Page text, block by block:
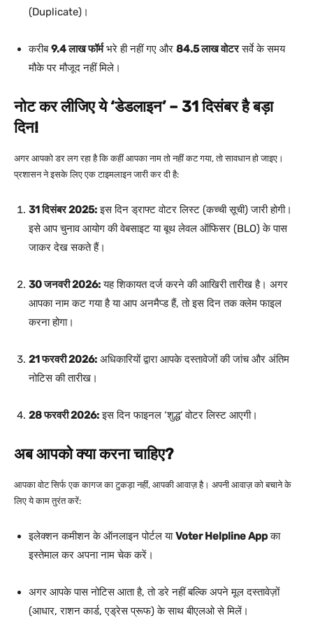
(Duplicate)।
करीब9.4 लाख फॉर्मभरे ही नहीं गए और 84.5 लाख वोटरसर्वे के समय
मौके पर मौजूद नहीं मिले।
नोट कर लीजिए ये ‘डेडलाइन’ – 31 दिसंबर है बड़ा
दिन!
अगर आपको डर लग रहा है कि कहीं आपका नाम तो नहीं कट गया, तो सावधान हो जाइए।
प्रशासन ने इसके लिए एक टाइमलाइन जारी कर दी है:
31 दिसंबर 2025:इस दिन ड्राफ्ट वोटर लिस्ट (कच्ची सूची) जारी होगी।
इसे आप चुनाव आयोग की वेबसाइट या बूथ लेवल ऑफिसर (BLO) के पास
जाकर देख सकते हैं।
30 जनवरी 2026:यह शिकायत दर्ज करने की आखिरी तारीख है। अगर
आपका नाम कट गया है या आप अनमैप्ड हैं, तो इस दिन तक क्लेम फाइल
करना होगा।
21 फरवरी 2026: अधिकारियों द्वारा आपके दस्तावेजों की जांच और अंतिम
नोटिस की तारीख।
28 फरवरी 2026:इस दिन फाइनल ‘शुद्ध’ वोटर लिस्ट आएगी।
अब आपको क्या करना चाहिए?
आपका वोट सिर्फ एक कागज का टुकड़ा नहीं, आपकी आवाज़ है। अपनी आवाज़ को बचाने के
लिए ये काम तुरंत करें:
इलेक्शन कमीशन के ऑनलाइन पोर्टल याVoter Helpline Appका
इस्तेमाल कर अपना नाम चेक करें।
अगर आपके पास नोटिस आता है, तो डरे नहीं बल्कि अपने मूल दस्तावेज़ों
(आधार, राशन कार्ड, एड्रेस प्रूफ) के साथ बीएलओ से मिलें।